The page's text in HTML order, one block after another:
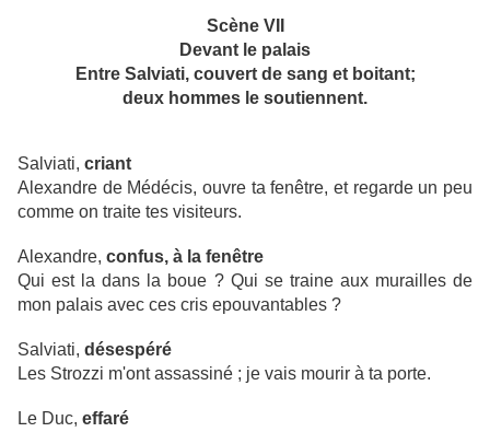
Scène VII
Devant le palais
EntreSalviati, couvert de sang et boitant;
deux hommes le soutiennent.
Salviati, criant
Alexandre de Médécis, ouvre ta fenêtre, et regarde un peu
comme on traite tes visiteurs.
Alexandre, confus, à la fenêtre
Qui est la dans la boue ? Qui se traine aux murailles de
mon palais avec ces cris epouvantables ?
Salviati, désespéré
Les Strozzi m'ont assassiné ; je vais mourir à ta porte.
Le Duc, effaré